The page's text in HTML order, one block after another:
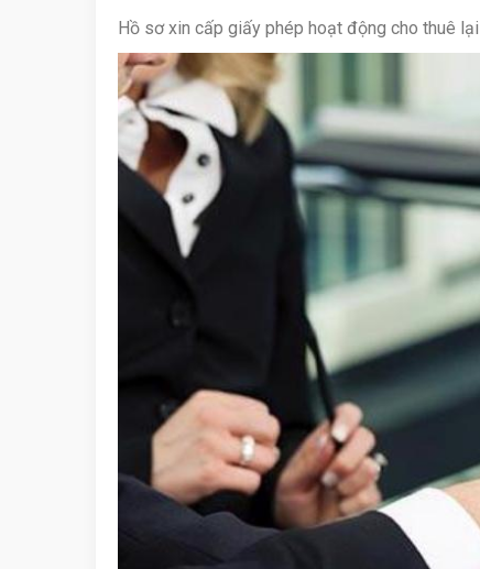
Hồ sơ xin cấp giấy phép hoạt động cho thuê